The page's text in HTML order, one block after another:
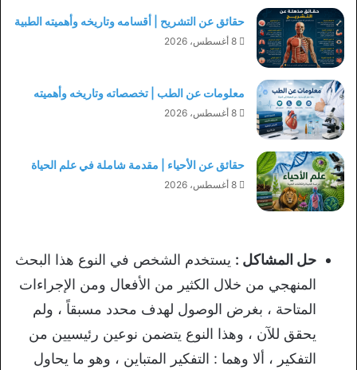
حقائق عن التشريح | أقسامه وتاريخه وأهميته الطبية
8 أغسطس، 2026
معلومات عن الطب | تخصصاته وتاريخه وأهميته
8 أغسطس، 2026
حقائق عن الأحياء | مقدمة شاملة في علم الحياة
8 أغسطس، 2026
حل المشاكل : يستخدم الشخص في النوع هذا البحث
المنهجي من خلال الكثير من الأفعال ومن الإجراءات
المتاحة ، بغرض الوصول لهدف محدد مسبقاً ، ولم
يحقق للآن ، وهذا النوع يتضمن نوعين رئيسيين من
التفكير ، ألا وهما : التفكير المتباين ، وهو ما يحاول